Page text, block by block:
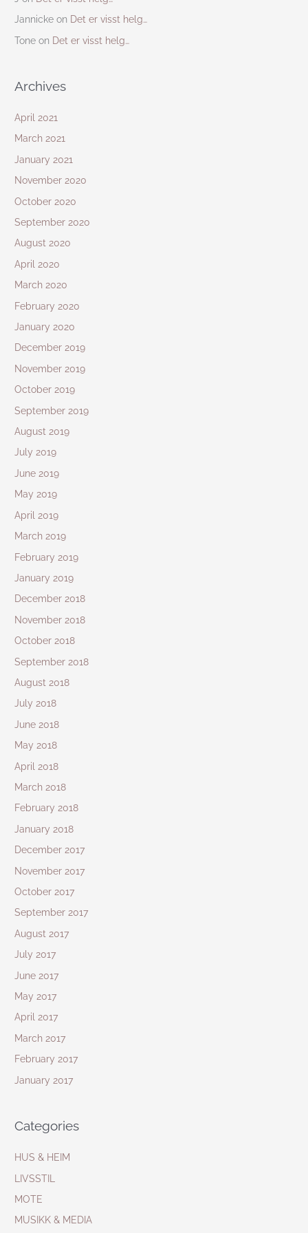
Jannicke on Det er visst helg…
Tone on Det er visst helg…
Archives
April 2021
March 2021
January 2021
November 2020
October 2020
September 2020
August 2020
April 2020
March 2020
February 2020
January 2020
December 2019
November 2019
October 2019
September 2019
August 2019
July 2019
June 2019
May 2019
April 2019
March 2019
February 2019
January 2019
December 2018
November 2018
October 2018
September 2018
August 2018
July 2018
June 2018
May 2018
April 2018
March 2018
February 2018
January 2018
December 2017
November 2017
October 2017
September 2017
August 2017
July 2017
June 2017
May 2017
April 2017
March 2017
February 2017
January 2017
Categories
HUS & HEIM
LIVSSTIL
MOTE
MUSIKK & MEDIA